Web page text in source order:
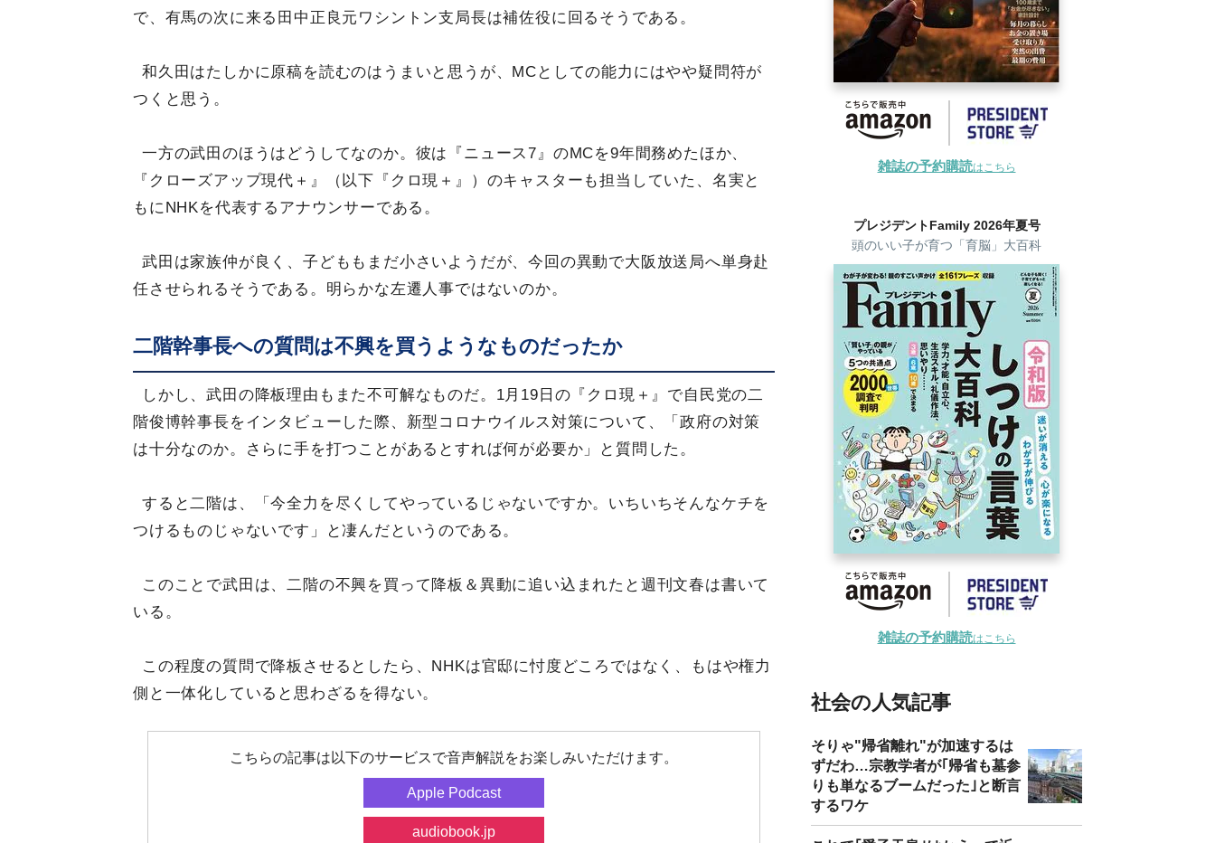
で、有馬の次に来る田中正良元ワシントン支局長は補佐役に回るそうである。
和久田はたしかに原稿を読むのはうまいと思うが、MCとしての能力にはやや疑問符が
つくと思う。
一方の武田のほうはどうしてなのか。彼は『ニュース7』のMCを9年間務めたほか、
『クローズアップ現代＋』（以下『クロ現＋』）のキャスターも担当していた、名実と
もにNHKを代表するアナウンサーである。
武田は家族仲が良く、子どももまだ小さいようだが、今回の異動で大阪放送局へ単身赴
任させられるそうである。明らかな左遷人事ではないのか。
二階幹事長への質問は不興を買うようなものだったか
しかし、武田の降板理由もまた不可解なものだ。1月19日の『クロ現＋』で自民党の二
階俊博幹事長をインタビューした際、新型コロナウイルス対策について、「政府の対策
は十分なのか。さらに手を打つことがあるとすれば何が必要か」と質問した。
すると二階は、「今全力を尽くしてやっているじゃないですか。いちいちそんなケチを
つけるものじゃないです」と凄んだというのである。
このことで武田は、二階の不興を買って降板＆異動に追い込まれたと週刊文春は書いて
いる。
この程度の質問で降板させるとしたら、NHKは官邸に忖度どころではなく、もはや権力
側と一体化していると思わざるを得ない。
こちらの記事は以下のサービスで音声解説をお楽しみいただけます。
Apple Podcast
audiobook.jp
雑誌の予約購読はこちら
プレジデントFamily 2026年夏号
頭のいい子が育つ「育脳」大百科
雑誌の予約購読はこちら
社会の人気記事
そりゃ"帰省離れ"が加速するは
ずだわ…宗教学者が｢帰省も墓参
りも単なるブームだった｣と断言
するワケ